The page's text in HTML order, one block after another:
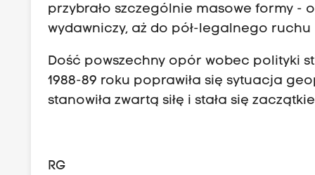
przybrało szczególnie masowe formy -
wydawniczy, aż do pół-legalnego
Dość powszechny opór wobec polityki
1988-89 roku poprawiła się sytuacja
stanowiła zwartą siłę i stała się
RG